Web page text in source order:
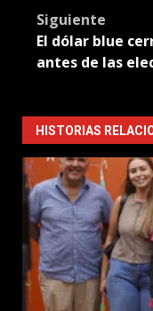
Siguiente
El dólar blue
antes de las
HISTORIAS